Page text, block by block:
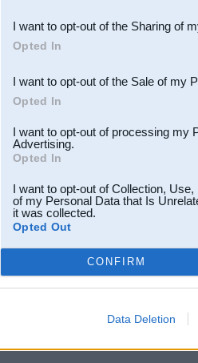
Downstream Participants
third parties.
I want to opt-out of the Sharing of
Opted In
I want to opt-out of the Sale of my
Opted In
I want to opt-out of processing my
Advertising.
Opted In
I want to opt-out of Collection,
of my Personal Data that Is
it was collected.
Opted Out
CONFIRM
Data Deletion